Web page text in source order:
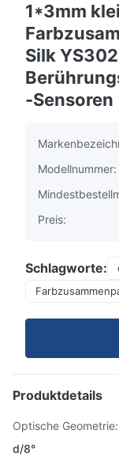
1*3mm
Silk
-Sensoren
Modellnummer:
Preis:
Schlagworte:
Produktdetails
Optische Geometrie:
d/8°